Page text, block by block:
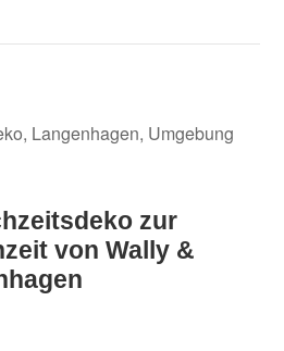
zur
von Wally &